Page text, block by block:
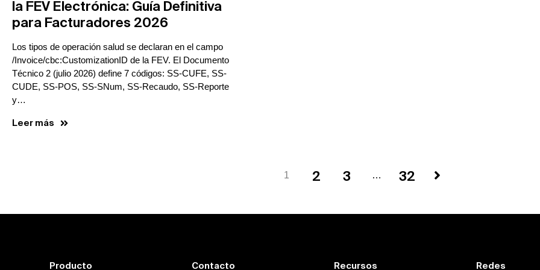
la FEV Electrónica: Guía Definitiva
para Facturadores 2026
Los tipos de operación salud se declaran en el campo
/Invoice/cbc:CustomizationID de la FEV. El Documento
Técnico 2 (julio 2026) define 7 códigos: SS-CUFE, SS-
CUDE, SS-POS, SS-SNum, SS-Recaudo, SS-Reporte
y…
Leer más
1 2 3 … 32
Producto Contacto Recursos Redes